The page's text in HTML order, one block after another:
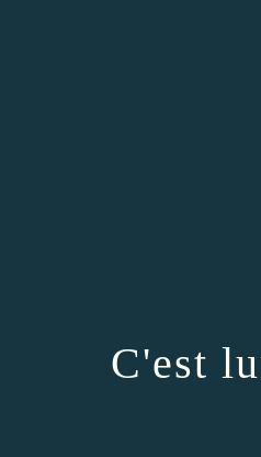
C'est